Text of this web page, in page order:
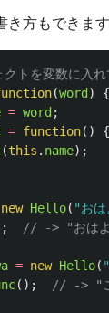
方もできます
トを変数に入れ
(word )
{
= word ;
= function()
{
(this . name);
new Hello( "おは
// -> "おは
= new Hello( "
(); // -> "こ